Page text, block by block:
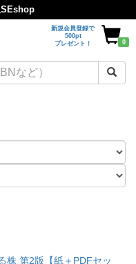
新規会員登録で
500pt
プレゼント！
0
株 第2版【紙＋PDFセッ